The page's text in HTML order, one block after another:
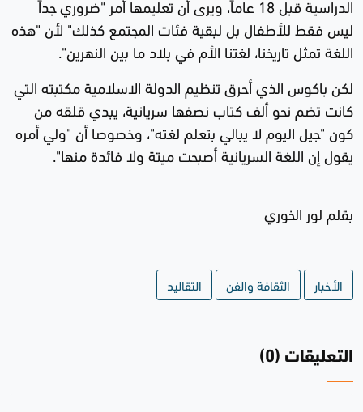
الدراسية قبل 18 عاماً، ويرى أن تعليمها أمر "ضروري جداً
ليس فقط للأطفال بل لبقية فئات المجتمع كذلك" لأن "هذه
اللغة تمثل تاريخنا، لغتنا الأم في بلاد ما بين النهرين".
لكن باكوس الذي أحرق تنظيم الدولة الاسلامية مكتبته التي
كانت تضم نحو ألف كتاب نصفها سريانية، يبدي قلقه من
كون "جيل اليوم لا يبالي بتعلم لغته"، وخصوصا أن "ولي أمره
يقول إن اللغة السريانية أصبحت ميتة ولا فائدة منها".
بقلم لور الخوري
الأخبار الثقافة والفن التقاليد
التعليقات (0)